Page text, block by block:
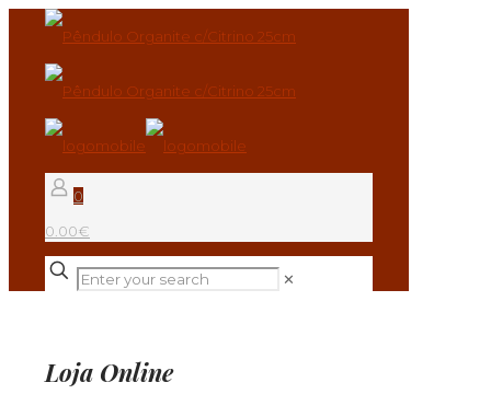
0
0.00€
✕
Loja Online